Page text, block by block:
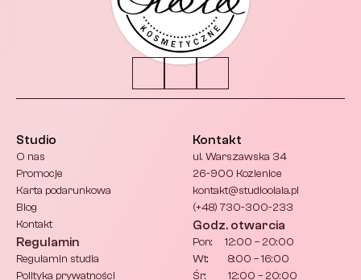
Studio
O nas
Promocje
Karta podarunkowa
Blog
Kontakt
Regulamin
Regulamin studia
Polityka prywatności
Kontakt
ul. Warszawska 34
26-900 Kozienice
kontakt@studioolala.pl
(+48) 730-300-233
Godz. otwarcia
Pon:     12:00 – 20:00
Wt:        8:00 – 16:00
Śr:         12:00 – 20:00